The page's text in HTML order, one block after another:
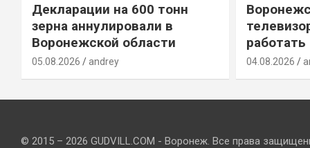
Декларации на 600 тонн
зерна аннулировали в
Воронежской области
05.08.2026 andrey
работать
04.08.2026
© 2015 – 2026 GUDVILL.COM - Воронеж. Все права